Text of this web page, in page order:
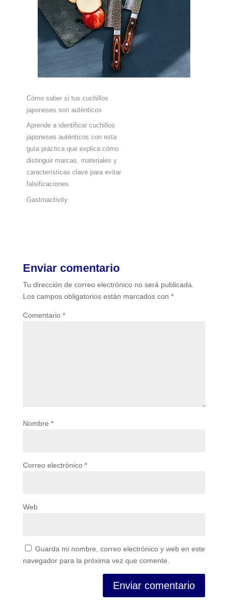
Cómo saber si tus cuchillos
japoneses son auténticos
Aprende a identificar cuchillos
japoneses auténticos con esta
guía práctica que explica cómo
distinguir marcas, materiales y
características clave para evitar
falsificaciones
Gastroactivity
Enviar comentario
Tu dirección de correo electrónico no será publicada.
Los campos obligatorios están marcados con *
Comentario *
Nombre *
Correo electrónico *
Web
Guarda mi nombre, correo electrónico y web en este
navegador para la próxima vez que comente.